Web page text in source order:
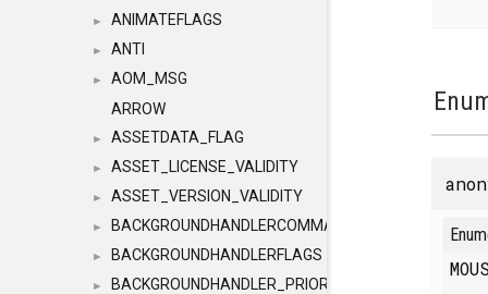
► ANIMATEFLAGS
► ANTI
►
AOM_MSG
ARROW
► ASSETDATA_FLAG
► ASSET_LICENSE_VALIDITY
► ASSET_VERSION_VALIDITY
► BACKGROUNDHANDLERCOMMAND
► BACKGROUNDHANDLERFLAGS
► BACKGROUNDHANDLER_PRIORITY